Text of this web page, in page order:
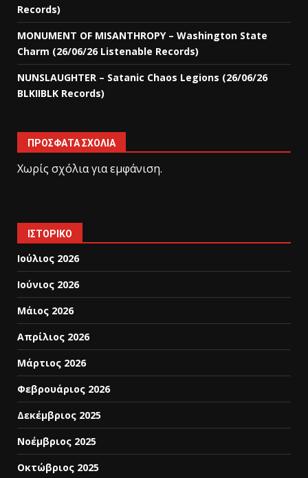
Records)
MONUMENT OF MISANTHROPY – Washington State
Charm (26/06/26 Listenable Records)
NUNSLAUGHTER – Satanic Chaos Legions (26/06/26
BLKIIBLK Records)
ΠΡΌΣΦΑΤΑ ΣΧΌΛΙΑ
Χωρίς σχόλια για εμφάνιση.
ΙΣΤΟΡΙΚΌ
Ιούλιος 2026
Ιούνιος 2026
Μάιος 2026
Απρίλιος 2026
Μάρτιος 2026
Φεβρουάριος 2026
Δεκέμβριος 2025
Νοέμβριος 2025
Οκτώβριος 2025